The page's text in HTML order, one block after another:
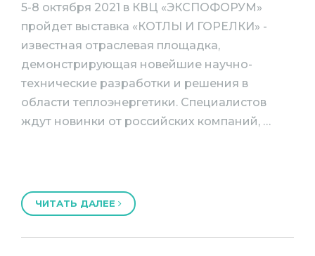
5-8 октября 2021 в КВЦ «ЭКСПОФОРУМ»
пройдет выставка «КОТЛЫ И ГОРЕЛКИ» -
известная отраслевая площадка,
демонстрирующая новейшие научно-
технические разработки и решения в
области теплоэнергетики. Специалистов
ждут новинки от российских компаний, …
ЧИТАТЬ ДАЛЕЕ